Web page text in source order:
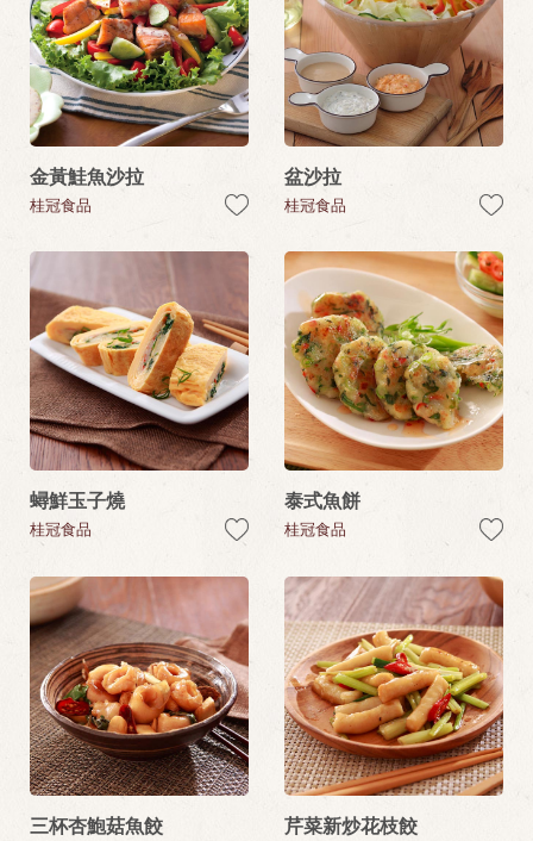
金黃鮭魚沙拉
桂冠食品
盆沙拉
桂冠食品
蟳鮮玉子燒
桂冠食品
泰式魚餅
桂冠食品
三杯杏鮑菇魚餃 芹菜新炒花枝餃